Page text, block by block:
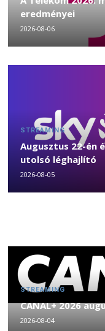
eredményei
2026-08-06
STREAMING
Augusztus 22-én
utolsó léghajlító
2026-08-05
STREAMING
CANAL+ 2026
2026-08-04